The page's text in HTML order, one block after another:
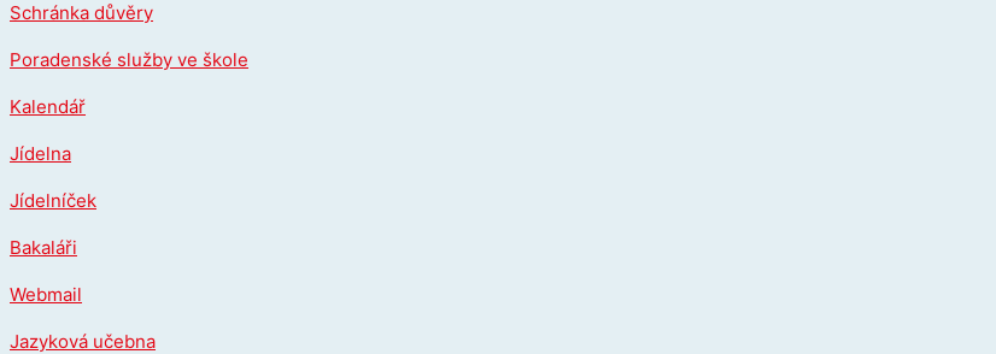
Schránka důvěry
Poradenské služby ve škole
Kalendář
Jídelna
Jídelníček
Bakaláři
Webmail
Jazyková učebna